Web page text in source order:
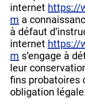
internet https://
m a
à défaut
internet https://
m s’engage à
leur
fins probatoires
obligation